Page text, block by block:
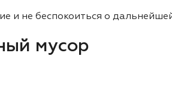
и не беспокоиться о
мусор